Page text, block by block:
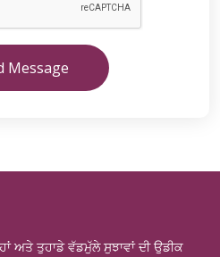
Message
ਅਤੇ ਤੁਹਾਡੇ ਵੱਡਮੁੱਲੇ ਸੁਝਾਵਾਂ ਦੀ ਉਡੀਕ